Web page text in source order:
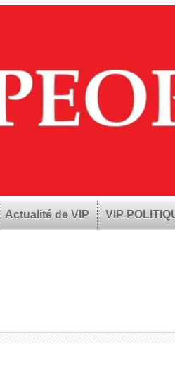
Actualité de VIP VIP